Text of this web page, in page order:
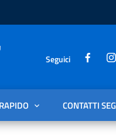
Seguici
CONTATTI